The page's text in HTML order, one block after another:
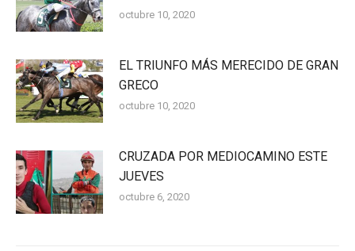
octubre 10, 2020
EL TRIUNFO MÁS MERECIDO DE GRAN
GRECO
octubre 10, 2020
CRUZADA POR MEDIOCAMINO ESTE
JUEVES
octubre 6, 2020